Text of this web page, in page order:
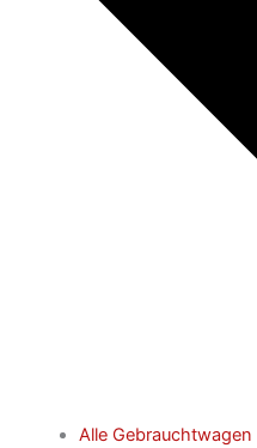
Alle Gebrauchtwagen